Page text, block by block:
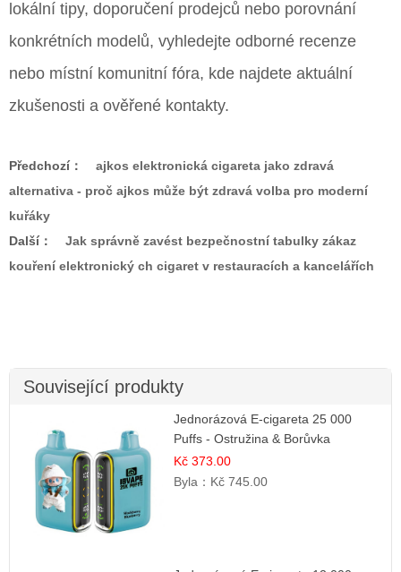
lokální tipy, doporučení prodejců nebo porovnání
konkrétních modelů, vyhledejte odborné recenze
nebo místní komunitní fóra, kde najdete aktuální
zkušenosti a ověřené kontakty.
Předchozí：
ajkos elektronická cigareta jako zdravá
alternativa - proč ajkos může být zdravá volba pro moderní
kuřáky
Další：
Jak správně zavést bezpečnostní tabulky zákaz
kouření elektronický ch cigaret v restauracích a kancelářích
Související produkty
Jednorázová E-cigareta 25 000
Puffs - Ostružina & Borůvka
Kč 373.00
Byla： Kč 745.00